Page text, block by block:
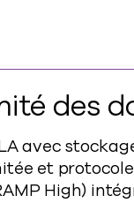
des
avec
et
High)